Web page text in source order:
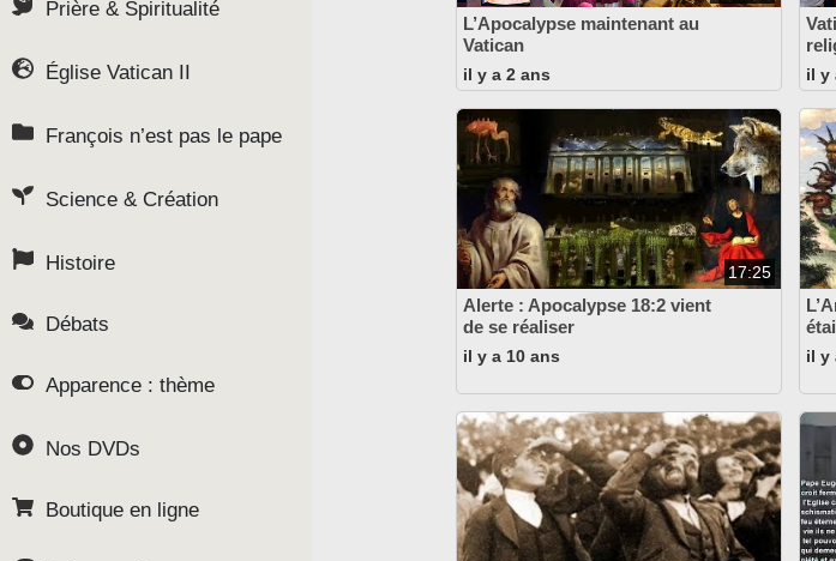
L’Apocalypse maintenant au
Vatican
il y a 2 ans il y
17:25
Alerte : Apocalypse 18:2 vient
de se réaliser
il y a 10 ans il y
Prière & Spiritualité
Église Vatican II
François n’est pas le pape
Science & Création
Histoire
Débats
Apparence : thème
Nos DVDs
Boutique en ligne